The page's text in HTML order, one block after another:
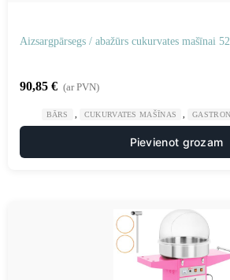
Aizsargpārsegs / abažūrs cukurvates mašīnai
90,85 € (ar PVN)
BĀRS CUKURVATES MAŠĪNAS
Pievienot grozam